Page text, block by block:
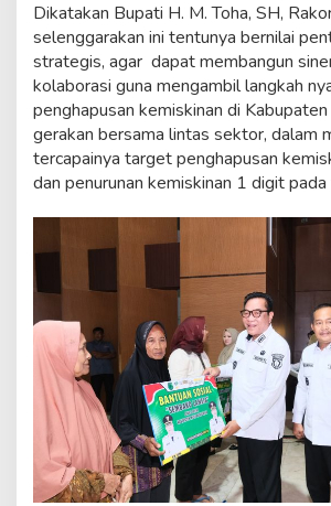
Dikatakan Bupati H. M. Toha, SH,
selenggarakan ini tentunya bernilai
strategis, agar dapat membangun
kolaborasi guna mengambil langkah
penghapusan kemiskinan di
gerakan bersama lintas sektor, dalam
tercapainya target penghapusan
dan penurunan kemiskinan 1 digit